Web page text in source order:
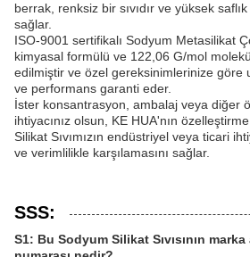
berrak, renksiz bir sıvıdır ve yüksek
sağlar.
ISO-9001 sertifikalı Sodyum Metasilikat
kimyasal formülü ve 122,06 G/mol
edilmiştir ve özel gereksinimlerinize göre
ve performans garanti eder.
İster konsantrasyon, ambalaj veya diğer
ihtiyacınız olsun, KE HUA'nın
Silikat Sıvımızın endüstriyel veya ticari
ve verimlilikle karşılamasını sağlar.
SSS:
S1: Bu Sodyum Silikat Sıvısının